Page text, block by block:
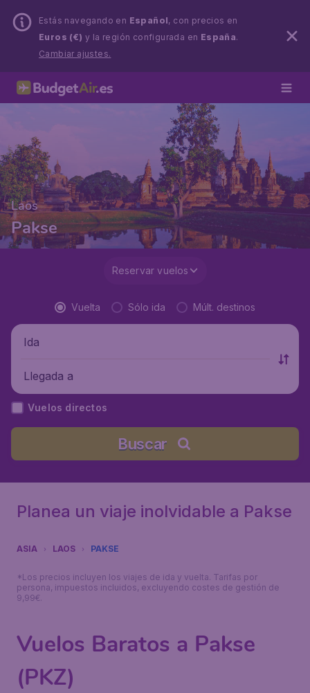
Estás navegando en Español, con precios en
Euros (€) y la región configurada en España.
Cambiar ajustes.
Laos
Pakse
Reservar vuelos
Vuelta Sólo ida Múlt. destinos
Ida
Llegada a
Vuelos directos
Buscar
Planea un viaje inolvidable a Pakse
ASIA LAOS PAKSE
*Los precios incluyen los viajes de ida y vuelta. Tarifas por
persona, impuestos incluidos, excluyendo costes de gestión de
9,99€.
Vuelos Baratos a Pakse
(PKZ)